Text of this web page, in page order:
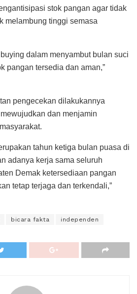
stok pangan agar tidak
melambung tinggi semasa
dalam menyambut bulan suci
pangan tersedia dan aman,”
pengecekan dilakukannya
dan menjamin
tahun ketiga bulan puasa di
adanya kerja sama seluruh
Demak ketersediaan pangan
tetap terjaga dan terkendali,”
bicara fakta independen